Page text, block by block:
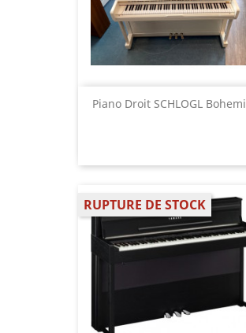
Piano Droit SCHLOGL
RUPTURE DE STOCK